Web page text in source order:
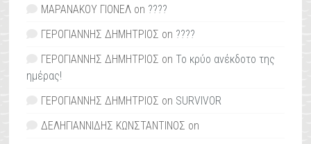
ΜΑΡΑΝΑΚΟΥ ΓΙΟΝΕΛ on ????
ΓΕΡΟΓΙΑΝΝΗΣ ΔΗΜΗΤΡΙΟΣ on ????
ΓΕΡΟΓΙΑΝΝΗΣ ΔΗΜΗΤΡΙΟΣ on Το κρύο ανέκδοτο της
ημέρας!
ΓΕΡΟΓΙΑΝΝΗΣ ΔΗΜΗΤΡΙΟΣ on SURVIVOR
ΔΕΛΗΓΙΑΝΝΙΔΗΣ ΚΩΝΣΤΑΝΤΙΝΟΣ on